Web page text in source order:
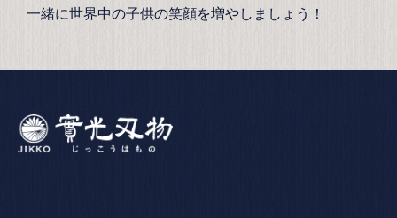
一緒に世界中の子供の笑顔を増やしましょう！